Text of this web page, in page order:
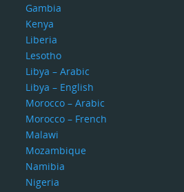
Gambia
Kenya
Liberia
Lesotho
Libya – Arabic
Libya – English
Morocco – Arabic
Morocco – French
Malawi
Mozambique
Namibia
Nigeria